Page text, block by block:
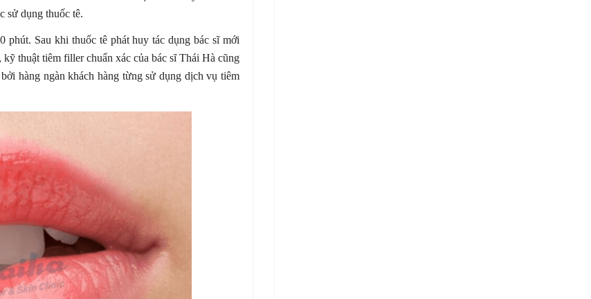
sử dụng thuốc tê.
phút. Sau khi thuốc tê phát huy tác dụng bác sĩ mới
thuật tiêm filler chuẩn xác của bác sĩ Thái Hà cũng
hàng ngàn khách hàng từng sử dụng dịch vụ tiêm